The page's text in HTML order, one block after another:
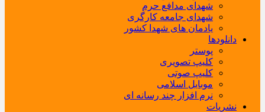
شهدای مدافع حرم
شهدای جامعه کارگری
یادمان های شهدا کشور
دانلودها
پوستر
کلیپ تصویری
کلیپ صوتی
موبایل اسلامی
نرم افزار چند رسانه ای
نشریات